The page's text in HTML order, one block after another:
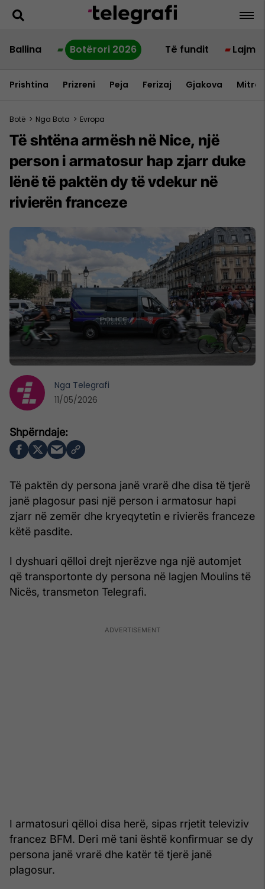
Ballina Botërori 2026 Të fundit Lajme
Prishtina Prizreni Peja Ferizaj Gjakova
Botë > Nga Bota > Evropa
Të shtëna armësh në Nice, një
person i armatosur hap zjarr duke
lënë të paktën dy të vdekur në
rivierën franceze
Të paktën dy persona janë vrarë dhe disa të tjerë
janë plagosur pasi një person i armatosur hapi
zjarr në zemër dhe kryeqytetin e rivierës franceze
këtë pasdite.
I dyshuari qëlloi drejt njerëzve nga një automjet
që transportonte dy persona në lagjen Moulins të
Nicës, transmeton Telegrafi.
I armatosuri qëlloi disa herë, sipas rrjetit televiziv
francez BFM. Deri më tani është konfirmuar se dy
persona janë vrarë dhe katër të tjerë janë
plagosur.
Nga Telegrafi
11/05/2026